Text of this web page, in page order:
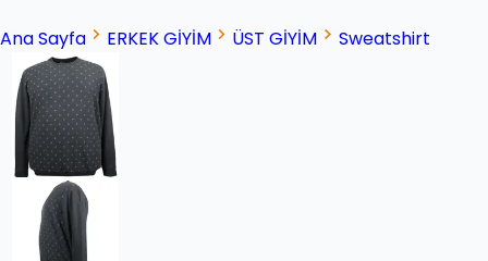
Ana Sayfa ERKEK GİYİM ÜST GİYİM Sweatshirt